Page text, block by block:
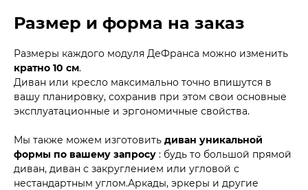
Размер и форма на заказ
Размеры каждого модуля ДеФранса можно изменить
кратно 10 см.
Диван или кресло максимально точно впишутся в
вашу планировку, сохранив при этом свои основные
эксплуатационные и эргономичные свойства.
Мы также можем изготовить диван уникальной
формы по вашему запросу : будь то большой прямой
диван, диван с закруглением или угловой с
нестандартным углом.Аркады, эркеры и другие